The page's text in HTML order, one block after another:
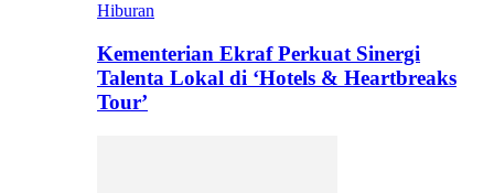
Hiburan
Kementerian Ekraf Perkuat Sinergi
Talenta Lokal di ‘Hotels & Heartbreaks
Tour’